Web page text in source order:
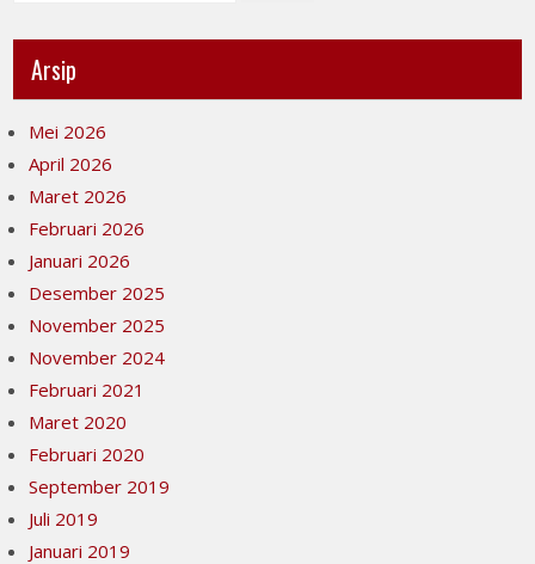
Arsip
Mei 2026
April 2026
Maret 2026
Februari 2026
Januari 2026
Desember 2025
November 2025
November 2024
Februari 2021
Maret 2020
Februari 2020
September 2019
Juli 2019
Januari 2019